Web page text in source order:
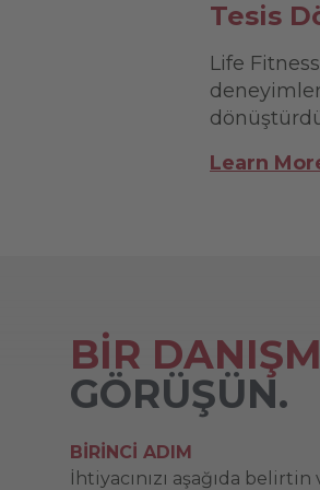
Tesis
Life
Learn
BİR
GÖRÜŞÜN.
BIRINCI ADIM
İhtiyacınızı aşağıda belirtin